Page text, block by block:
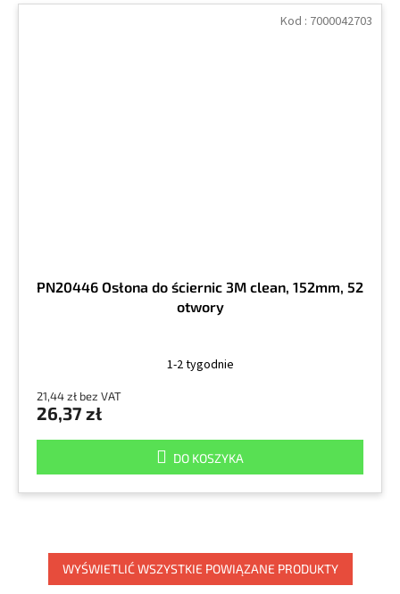
PN20446 Osłona do ściernic 3M clean, 152mm, 52
otwory
1-2 tygodnie
21,44 zł bez VAT
26,37 zł
DO KOSZYKA
Kod : 7000042703
WYŚWIETLIĆ WSZYSTKIE POWIĄZANE PRODUKTY